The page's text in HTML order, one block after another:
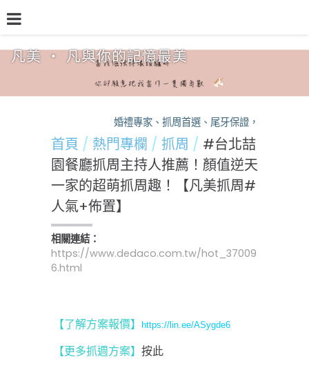
凡美 ‧ 凡與你的記憶最美
熱門專欄 熱銷方案 預約檔期
婚禮專家、抓周首選、尾牙保證，凡美，您的
首頁 熱門專欄 抓周
#台北喆
園餐廳抓周主持人推薦！顏值逆天
一家的超萌抓周趣！【凡美抓周#
人氣+佈置】
相關連結：
https://www.dedaco.com.tw/hot_37009
6.html
【了解方案報價】 https://lin.ee/ASygde6
【更多抓週方案】 按此